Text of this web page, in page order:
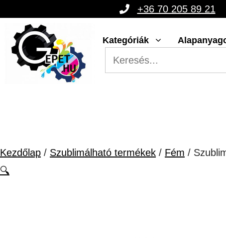
tartalomba
+36 70 205 89 21
Kategóriák
Kezdőlap / Szublimálható termékek / Fém /
🔍